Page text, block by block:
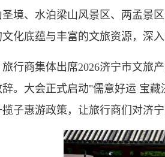
境、水泊梁山风景区、两孟景
化底蕴与丰富的文旅资源，深
行商集体出席2026济宁市文旅
。大会正式启动"儒意好运 宝
子惠游政策，让旅行商们对济